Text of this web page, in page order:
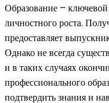
Образование –
личностного роста.
предоставляет
Однако не всегда
и в таких случаях
профессионального
подтвердить знания и